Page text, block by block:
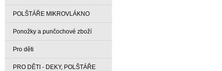
POLŠTÁŘE MIKROVLÁKNO
Ponožky a punčochové zboží
Pro děti
PRO DĚTI - DEKY, POLŠTÁŘE